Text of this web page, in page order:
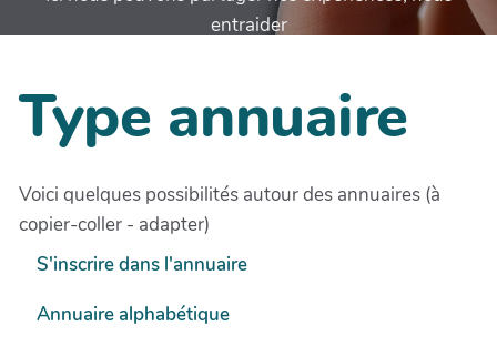
entraider
Type annuaire
Voici quelques possibilités autour des annuaires (à
copier-coller - adapter)
S'inscrire dans l'annuaire
Annuaire alphabétique